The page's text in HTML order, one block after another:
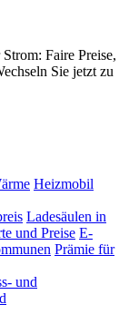
Faire Preise,
Sie jetzt zu
Heizmobil
Ladesäulen in
und Preise E-
Prämie für
und